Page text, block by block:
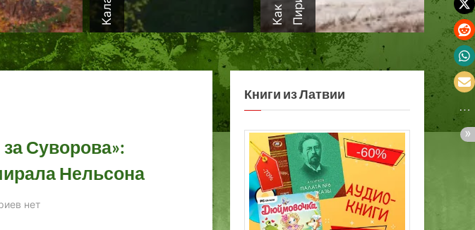
Суворова»:
Нельсона
кнет
Книги из Латвии